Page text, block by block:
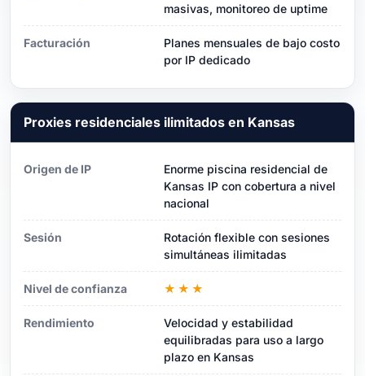
masivas, monitoreo de uptime
Facturación
Planes mensuales de bajo costo
por IP dedicado
Proxies residenciales ilimitados en Kansas
Origen de IP
Enorme piscina residencial de
Kansas IP con cobertura a nivel
nacional
Sesión
Rotación flexible con sesiones
simultáneas ilimitadas
Nivel de confianza ★★★
Rendimiento
Velocidad y estabilidad
equilibradas para uso a largo
plazo en Kansas